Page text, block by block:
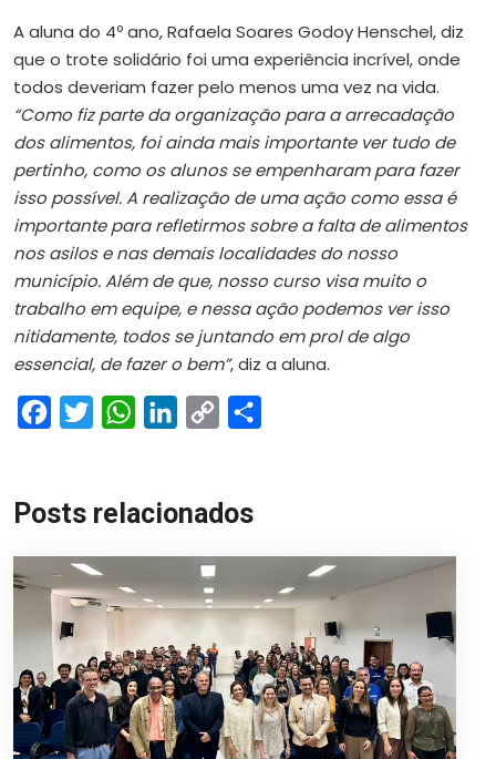
A aluna do 4º ano, Rafaela Soares Godoy Henschel, diz
que o trote solidário foi uma experiência incrível, onde
todos deveriam fazer pelo menos uma vez na vida.
“Como fiz parte da organização para a arrecadação
dos alimentos, foi ainda mais importante ver tudo de
pertinho, como os alunos se empenharam para fazer
isso possível. A realização de uma ação como essa é
importante para refletirmos sobre a falta de alimentos
nos asilos e nas demais localidades do nosso
município. Além de que, nosso curso visa muito o
trabalho em equipe, e nessa ação podemos ver isso
nitidamente, todos se juntando em prol de algo
essencial, de fazer o bem”, diz a aluna.
FacebookTwitterWhatsAppLinkedIn
Copy
Posts relacionados